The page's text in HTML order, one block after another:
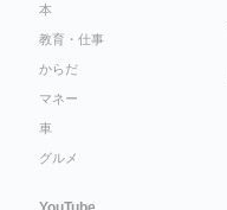
本
教育・仕事
からだ
マネー
車
グルメ